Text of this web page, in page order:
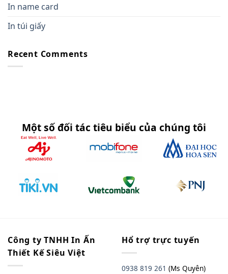
In name card
In túi giấy
Recent Comments
Một số đối tác tiêu biểu của chúng tôi
Công ty TNHH In Ấn
Thiết Kế Siêu Việt
Hổ trợ trực tuyến
0938 819 261 (Ms Quyên)